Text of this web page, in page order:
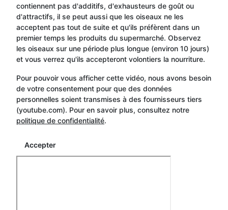
contiennent pas d'additifs, d'exhausteurs de goût ou
d'attractifs, il se peut aussi que les oiseaux ne les
acceptent pas tout de suite et qu'ils préfèrent dans un
premier temps les produits du supermarché. Observez
les oiseaux sur une période plus longue (environ 10 jours)
et vous verrez qu'ils accepteront volontiers la nourriture.
Pour pouvoir vous afficher cette vidéo, nous avons besoin
de votre consentement pour que des données
personnelles soient transmises à des fournisseurs tiers
(youtube.com). Pour en savoir plus, consultez notre
politique de confidentialité.
Accepter